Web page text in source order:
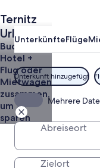
Ternitz
Urlaub
günstig
buchen
Buche
Hotel +
Flug oder
Mietwagen
zusammen,
um zu
sparen
UnterkünfteFlüge
Unterkunft hinzugefügt
Mehrere
Abreiseort
Zielort